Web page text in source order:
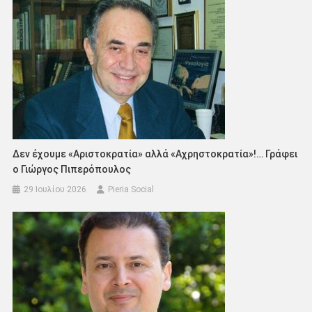
Δεν έχουμε «Αριστοκρατία» αλλά «Αχρηστοκρατία»!… Γράφει
ο Γιώργος Πιπερόπουλος
29 Ιουλίου 2026 Pieria Social